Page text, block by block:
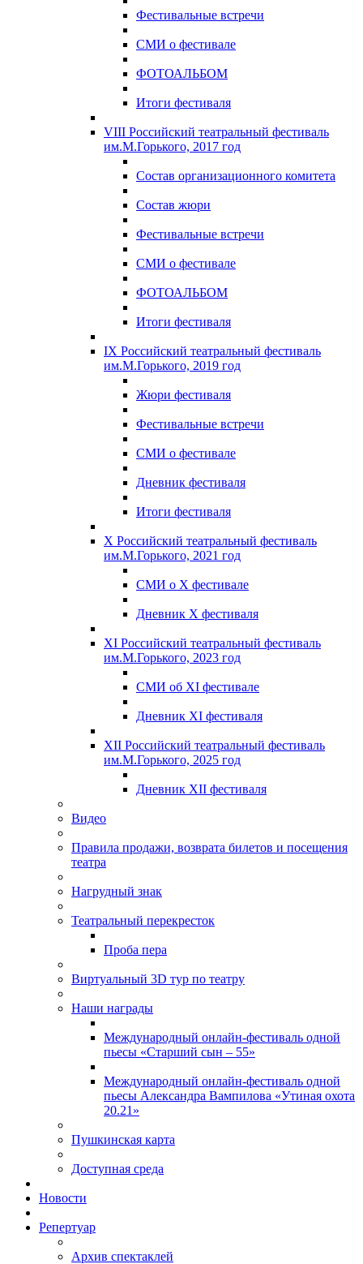
Фестивальные встречи
СМИ о фестивале
ФОТОАЛЬБОМ
Итоги фестиваля
VIII Российский театральный фестиваль
им.М.Горького, 2017 год
Состав организационного комитета
Состав жюри
Фестивальные встречи
СМИ о фестивале
ФОТОАЛЬБОМ
Итоги фестиваля
IX Российский театральный фестиваль
им.М.Горького, 2019 год
Жюри фестиваля
Фестивальные встречи
СМИ о фестивале
Дневник фестиваля
Итоги фестиваля
X Российский театральный фестиваль
им.М.Горького, 2021 год
СМИ о X фестивале
Дневник X фестиваля
XI Российский театральный фестиваль
им.М.Горького, 2023 год
СМИ об XI фестивале
Дневник XI фестиваля
XII Российский театральный фестиваль
им.М.Горького, 2025 год
Дневник XII фестиваля
Видео
Правила продажи, возврата билетов и посещения
театра
Нагрудный знак
Театральный перекресток
Проба пера
Виртуальный 3D тур по театру
Наши награды
Международный онлайн-фестиваль одной
пьесы «Старший сын – 55»
Международный онлайн-фестиваль одной
пьесы Александра Вампилова «Утиная охота
20.21»
Пушкинская карта
Доступная среда
Новости
Репертуар
Архив спектаклей